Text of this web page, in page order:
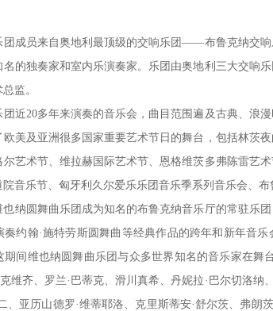
员来自奥地利最顶级的交响乐团——布鲁克纳交响
的独奏家和室内乐演奏家。乐团由奥地利三大交响
监。
20多年来演奏的音乐会，曲目范围遍及古典、浪漫
美及亚洲很多国家重要艺术节日的舞台，包括林茨
尔艺术节、维拉赫国际艺术节、恩格维茨多弗陈雷艺
音乐节、匈牙利久尔爱乐乐团音乐季系列音乐会、布
圆舞曲乐团成为知名的布鲁克纳音乐厅的常驻乐
奏约翰·施特劳斯圆舞曲等经典作品的跨年和新年音
期间维也纳圆舞曲乐团与众多世界知名的音乐家在舞
维齐、罗兰·巴蒂克、滑川真希、丹妮拉·巴尔切洛纳
、亚历山德罗·维蒂耶洛、克里斯蒂安·舒尔茨、弗朗